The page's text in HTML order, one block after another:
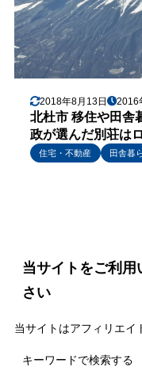
2018年8月13日 2016
北杜市 移住や田舎
政が選んだ別荘は
住宅・不動産 田舎暮
当サイトをご利
さい
当サイトはアフィリエイ